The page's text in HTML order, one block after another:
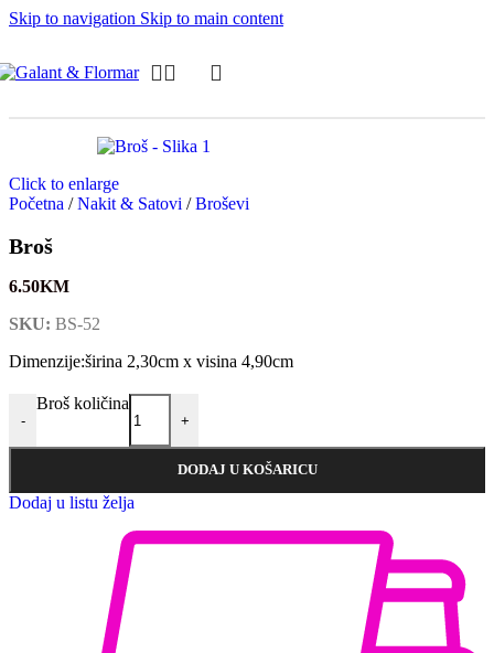
Skip to navigation Skip to main content
Click to enlarge
Početna / Nakit & Satovi / Broševi
Broš
6.50KM
SKU: BS-52
Dimenzije:širina 2,30cm x visina 4,90cm
-
Broš količina
+
DODAJ U KOŠARICU
Dodaj u listu želja